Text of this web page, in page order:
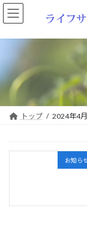
コ
ン
ン
ス
キ
ナ
ビ
ー
ン
に
トップ 2024年4月
お知ら